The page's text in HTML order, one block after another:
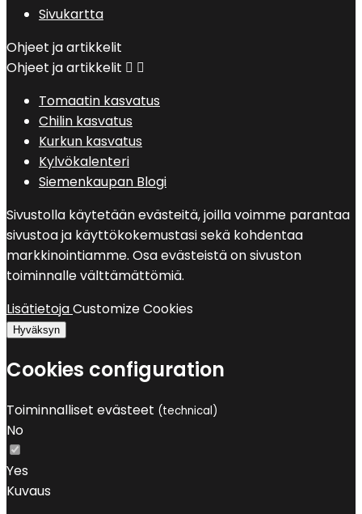
Sivukartta
Ohjeet ja artikkelit
Ohjeet ja artikkelit  
Tomaatin kasvatus
Chilin kasvatus
Kurkun kasvatus
Kylvökalenteri
Siemenkaupan Blogi
Sivustolla käytetään evästeitä, joilla voimme parantaa
sivustoa ja käyttökokemustasi sekä kohdentaa
markkinointiamme. Osa evästeistä on sivuston
toiminnalle välttämättömiä.
LisätietojaCustomize Cookies
Hyväksyn
Cookies configuration
Toiminnalliset evästeet (technical)
No
Yes
Kuvaus